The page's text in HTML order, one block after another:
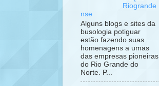
Riogrande
nse
Alguns blogs e sites da
busologia potiguar
estão fazendo suas
homenagens a umas
das empresas pioneiras
do Rio Grande do
Norte. P...